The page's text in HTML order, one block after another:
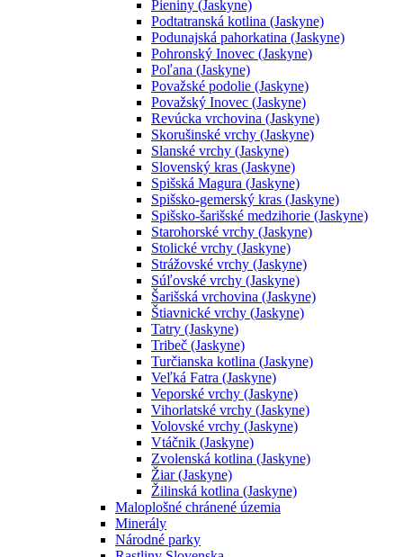
Pieniny (Jaskyne)
Podtatranská kotlina (Jaskyne)
Podunajská pahorkatina (Jaskyne)
Pohronský Inovec (Jaskyne)
Poľana (Jaskyne)
Považské podolie (Jaskyne)
Považský Inovec (Jaskyne)
Revúcka vrchovina (Jaskyne)
Skorušinské vrchy (Jaskyne)
Slanské vrchy (Jaskyne)
Slovenský kras (Jaskyne)
Spišská Magura (Jaskyne)
Spišsko-gemerský kras (Jaskyne)
Spišsko-šarišské medzihorie (Jaskyne)
Starohorské vrchy (Jaskyne)
Stolické vrchy (Jaskyne)
Strážovské vrchy (Jaskyne)
Súľovské vrchy (Jaskyne)
Šarišská vrchovina (Jaskyne)
Štiavnické vrchy (Jaskyne)
Tatry (Jaskyne)
Tribeč (Jaskyne)
Turčianska kotlina (Jaskyne)
Veľká Fatra (Jaskyne)
Veporské vrchy (Jaskyne)
Vihorlatské vrchy (Jaskyne)
Volovské vrchy (Jaskyne)
Vtáčnik (Jaskyne)
Zvolenská kotlina (Jaskyne)
Žiar (Jaskyne)
Žilinská kotlina (Jaskyne)
Maloplošné chránené územia
Minerály
Národné parky